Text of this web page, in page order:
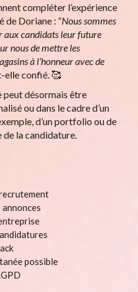
compléter l’expérience
de Doriane : “Nous sommes
aux candidats leur future
nous de mettre les
à l’honneur avec de
elle confié. 🥰
peut désormais être
ou dans le cadre d’un
d’un portfolio ou de
de la candidature.
possible